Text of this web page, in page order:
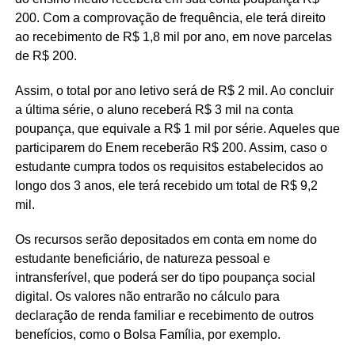
200. Com a comprovação de frequência, ele terá direito
ao recebimento de R$ 1,8 mil por ano, em nove parcelas
de R$ 200.
Assim, o total por ano letivo será de R$ 2 mil. Ao concluir
a última série, o aluno receberá R$ 3 mil na conta
poupança, que equivale a R$ 1 mil por série. Aqueles que
participarem do Enem receberão R$ 200. Assim, caso o
estudante cumpra todos os requisitos estabelecidos ao
longo dos 3 anos, ele terá recebido um total de R$ 9,2
mil.
Os recursos serão depositados em conta em nome do
estudante beneficiário, de natureza pessoal e
intransferível, que poderá ser do tipo poupança social
digital. Os valores não entrarão no cálculo para
declaração de renda familiar e recebimento de outros
benefícios, como o Bolsa Família, por exemplo.